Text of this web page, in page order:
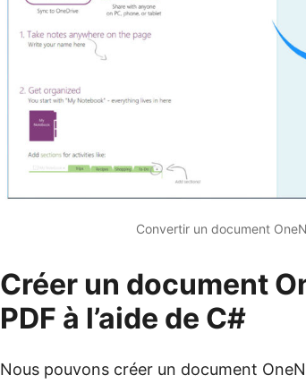
Convertir un document
Créer un document
PDF à l’aide de C#
Nous pouvons créer un document